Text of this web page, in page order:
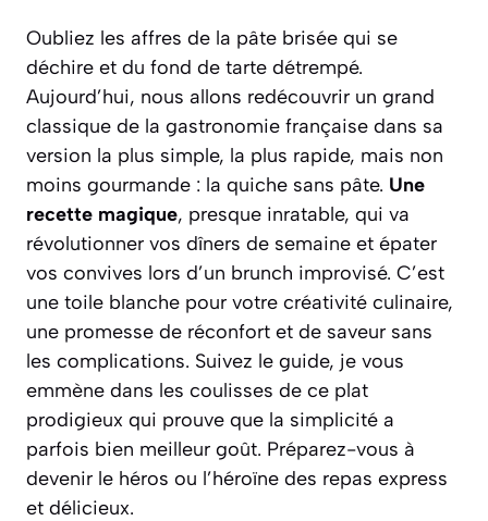
Oubliez les affres de la pâte brisée qui se
déchire et du fond de tarte détrempé.
Aujourd’hui, nous allons redécouvrir un grand
classique de la gastronomie française dans sa
version la plus simple, la plus rapide, mais non
moins gourmande : la quiche sans pâte. Une
recette magique, presque inratable, qui va
révolutionner vos dîners de semaine et épater
vos convives lors d’un brunch improvisé. C’est
une toile blanche pour votre créativité culinaire,
une promesse de réconfort et de saveur sans
les complications. Suivez le guide, je vous
emmène dans les coulisses de ce plat
prodigieux qui prouve que la simplicité a
parfois bien meilleur goût. Préparez-vous à
devenir le héros ou l’héroïne des repas express
et délicieux.